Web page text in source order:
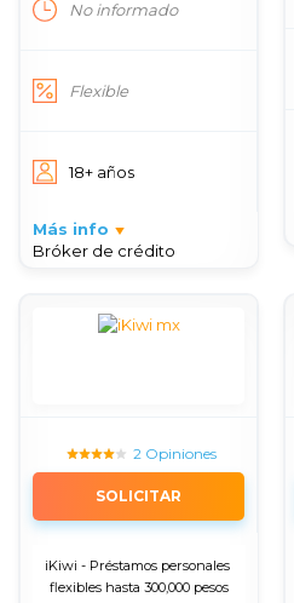
No informado
Flexible
18+ años
Más info
Bróker de crédito
2 Opiniones
SOLICITAR
iKiwi - Préstamos personales
flexibles hasta 300,000 pesos